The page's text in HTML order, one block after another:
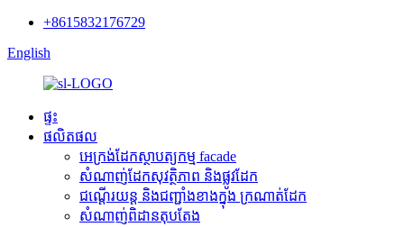
+8615832176729
English
ផ្ទះ
ផលិតផល
អេក្រង់ដែកស្ថាបត្យកម្ម facade
សំណាញ់ដែកសុវត្ថិភាព និងផ្លូវដែក
ជណ្តើរយន្ត និងជញ្ជាំងខាងក្នុង ក្រណាត់ដែក
សំណាញ់ពិដានតុបតែង